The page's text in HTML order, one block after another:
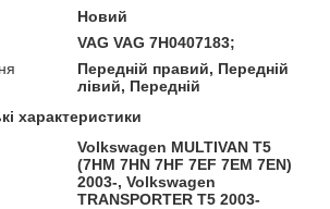
Новий
VAG VAG 7H0407183;
Передній правий, Передній
лівий, Передній
характеристики
Volkswagen MULTIVAN T5
(7HM 7HN 7HF 7EF 7EM 7EN)
2003-, Volkswagen
TRANSPORTER T5 2003-